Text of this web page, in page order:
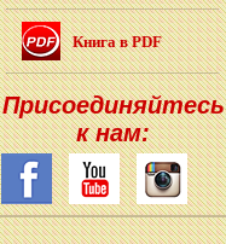
Книга в PDF
При­со­еди­няй­тесь
к нам: